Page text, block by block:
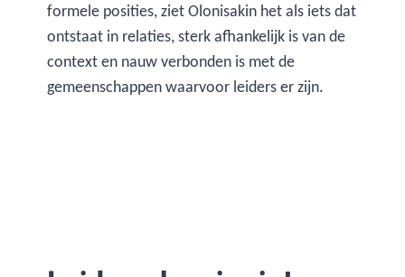
formele posities, ziet Olonisakin het als iets dat
ontstaat in relaties, sterk afhankelijk is van de
context en nauw verbonden is met de
gemeenschappen waarvoor leiders er zijn.